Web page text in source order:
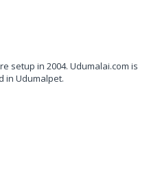
setup in 2004. Udumalai.com is
in Udumalpet.